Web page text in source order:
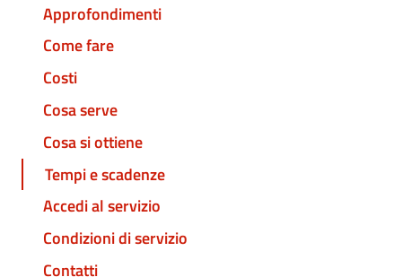
Approfondimenti
Come fare
Costi
Cosa serve
Cosa si ottiene
Tempi e scadenze
Accedi al servizio
Condizioni di servizio
Contatti